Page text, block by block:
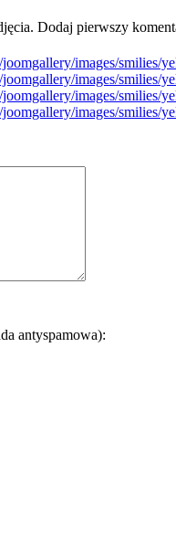
Dodaj pierwszy
antyspamowa):